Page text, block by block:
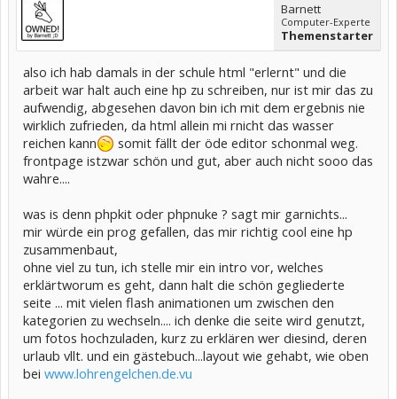
Barnett
Computer-Experte
Themenstarter
also ich hab damals in der schule html "erlernt" und die
arbeit war halt auch eine hp zu schreiben, nur ist mir das zu
aufwendig, abgesehen davon bin ich mit dem ergebnis nie
wirklich zufrieden, da html allein mi rnicht das wasser
reichen kann
somit fällt der öde editor schonmal weg.
frontpage istzwar schön und gut, aber auch nicht sooo das
wahre....
was is denn phpkit oder phpnuke ? sagt mir garnichts...
mir würde ein prog gefallen, das mir richtig cool eine hp
zusammenbaut,
ohne viel zu tun, ich stelle mir ein intro vor, welches
erklärtworum es geht, dann halt die schön gegliederte
seite ... mit vielen flash animationen um zwischen den
kategorien zu wechseln.... ich denke die seite wird genutzt,
um fotos hochzuladen, kurz zu erklären wer diesind, deren
urlaub vllt. und ein gästebuch...layout wie gehabt, wie oben
bei www.lohrengelchen.de.vu